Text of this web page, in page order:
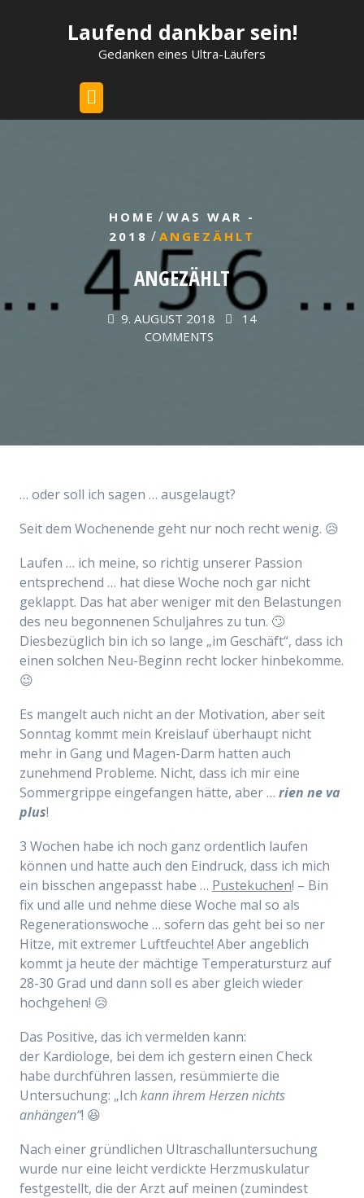
Laufend dankbar sein!
Gedanken eines Ultra-Läufers
HOME / WAS WAR -
2018 / ANGEZÄHLT
ANGEZÄHLT
9. AUGUST 2018
14
COMMENTS
… oder soll ich sagen … ausgelaugt?
Seit dem Wochenende geht nur noch recht wenig. 😥
Laufen … ich meine, so richtig unserer Passion
entsprechend … hat diese Woche noch gar nicht
geklappt. Das hat aber weniger mit den Belastungen
des neu begonnenen Schuljahres zu tun. 🙄
Diesbezüglich bin ich so lange „im Geschäft“, dass ich
einen solchen Neu-Beginn recht locker hinbekomme.
😉
Es mangelt auch nicht an der Motivation, aber seit
Sonntag kommt mein Kreislauf überhaupt nicht
mehr in Gang und Magen-Darm hatten auch
zunehmend Probleme. Nicht, dass ich mir eine
Sommergrippe eingefangen hätte, aber … rien ne va
plus!
3 Wochen habe ich noch ganz ordentlich laufen
können und hatte auch den Eindruck, dass ich mich
ein bisschen angepasst habe … Pustekuchen! – Bin
fix und alle und nehme diese Woche mal so als
Regenerationswoche … sofern das geht bei so ner
Hitze, mit extremer Luftfeuchte! Aber angeblich
kommt ja heute der mächtige Temperatursturz auf
28-30 Grad und dann soll es aber gleich wieder
hochgehen! 😥
Das Positive, das ich vermelden kann:
der Kardiologe, bei dem ich gestern einen Check
habe durchführen lassen, resümmierte die
Untersuchung: „Ich kann ihrem Herzen nichts
anhängen“! 😆
Nach einer gründlichen Ultraschalluntersuchung
wurde nur eine leicht verdickte Herzmuskulatur
festgestellt, die der Arzt auf meinen (zumindest